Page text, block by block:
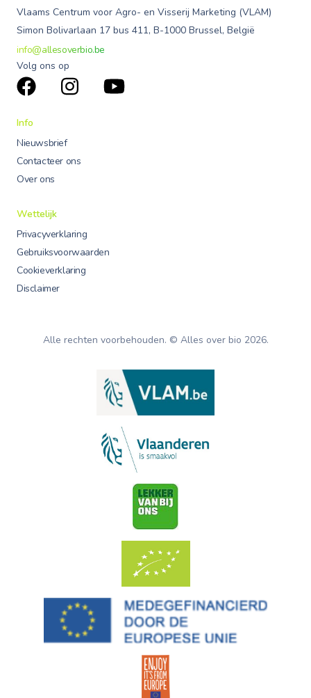
Vlaams Centrum voor Agro- en Visserij Marketing (VLAM)
Simon Bolivarlaan 17 bus 411, B-1000 Brussel, België
info@allesoverbio.be
Volg ons op
Info
Nieuwsbrief
Contacteer ons
Over ons
Wettelijk
Privacyverklaring
Gebruiksvoorwaarden
Cookieverklaring
Disclaimer
Alle rechten voorbehouden. © Alles over bio 2026.